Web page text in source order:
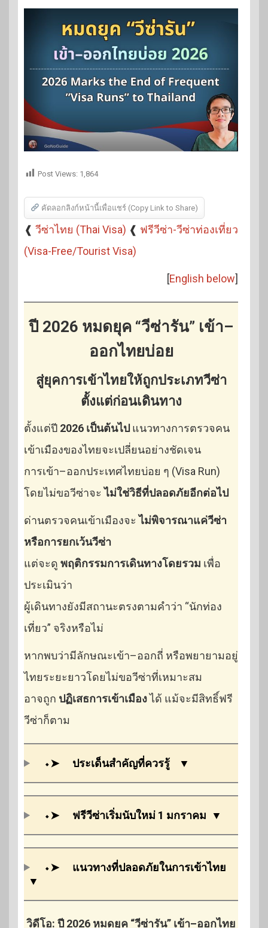
Post Views: 1,864
คัดลอกลิงก์หน้านี้เพื่อแชร์ (Copy Link to Share)
❰ วีซ่าไทย (Thai Visa) ❰ ฟรีวีซ่า-วีซ่าท่องเที่ยว
(Visa-Free/Tourist Visa)
[English below]
ปี 2026 หมดยุค “วีซ่ารัน” เข้า–
ออกไทยบ่อย
สู่ยุคการเข้าไทยให้ถูกประเภทวีซ่า
ตั้งแต่ก่อนเดินทาง
ตั้งแต่ปี 2026 เป็นต้นไป แนวทางการตรวจคน
เข้าเมืองของไทยจะเปลี่ยนอย่างชัดเจน
การเข้า–ออกประเทศไทยบ่อย ๆ (Visa Run)
โดยไม่ขอวีซ่าจะไม่ใช่วิธีที่ปลอดภัยอีกต่อไป
ด่านตรวจคนเข้าเมืองจะไม่พิจารณาแค่วีซ่า
หรือการยกเว้นวีซ่า
แต่จะดู พฤติกรรมการเดินทางโดยรวม เพื่อ
ประเมินว่า
ผู้เดินทางยังมีสถานะตรงตามคำว่า “นักท่อง
เที่ยว” จริงหรือไม่
หากพบว่ามีลักษณะเข้า–ออกถี่ หรือพยายามอยู่
ไทยระยะยาวโดยไม่ขอวีซ่าที่เหมาะสม
อาจถูก ปฏิเสธการเข้าเมืองได้ แม้จะมีสิทธิ์ฟรี
วีซ่าก็ตาม
⬩➤ ประเด็นสำคัญที่ควรรู้ ▼
⬩➤ ฟรีวีซ่าเริ่มนับใหม่ 1 มกราคม ▼
⬩➤
แนวทางที่ปลอดภัยในการเข้าไทย
▼
วิดีโอ: ปี 2026 หมดยุค “วีซ่ารัน” เข้า–ออกไทย